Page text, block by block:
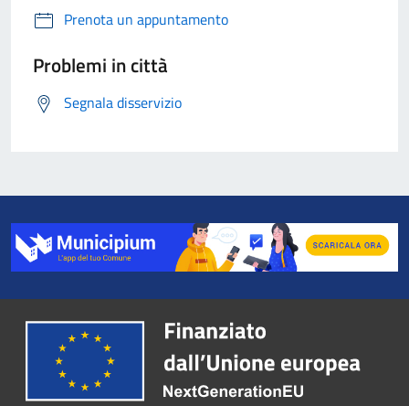
Prenota un appuntamento
Problemi in città
Segnala disservizio